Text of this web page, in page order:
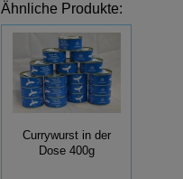
Ähnliche Produkte:
Currywurst in der
Dose 400g